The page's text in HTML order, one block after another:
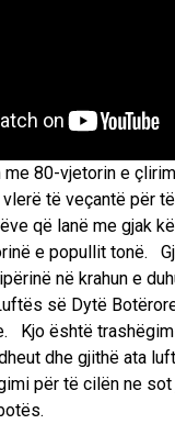
me 80-vjetorin e
të veçantë për
që lanë me gjak
e popullit tonë.
në krahun e
së Dytë
Kjo është
dhe gjithë ata
për të cilën ne